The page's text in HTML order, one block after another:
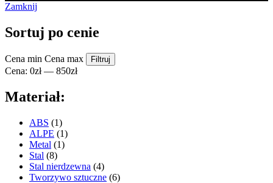
Zamknij
Sortuj po cenie
Cena min Cena max Filtruj
Cena: 0zł— 850zł
Materiał:
ABS (1)
ALPE (1)
Metal (1)
Stal (8)
Stal nierdzewna (4)
Tworzywo sztuczne (6)